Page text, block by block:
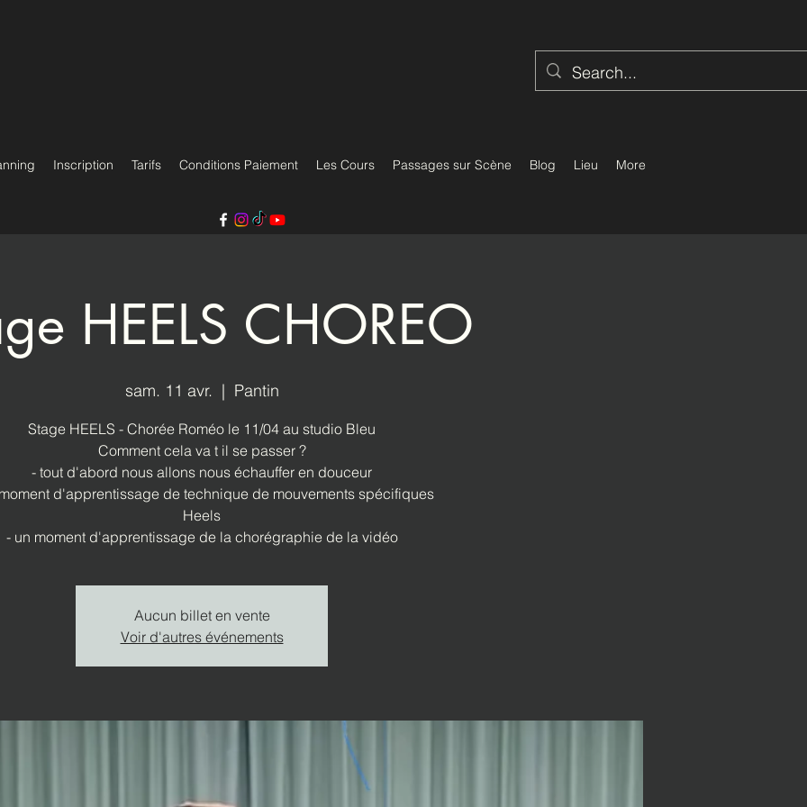
Inscription Tarifs Conditions Paiement Les Cours Passages sur Scène Blog Lieu More
HEELS CHOREO
sam. 11 avr.
  |
Pantin
Stage HEELS - Chorée Roméo le 11/04 au studio Bleu
Comment cela va t il se passer ?
- tout d'abord nous allons nous échauffer en douceur
d'apprentissage de technique de mouvements spécifiques
Heels
- un moment d'apprentissage de la chorégraphie de la vidéo
Aucun billet en vente
Voir d'autres événements